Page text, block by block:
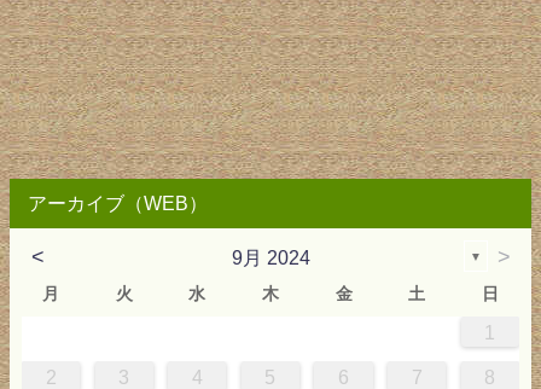
アーカイブ（WEB）
< 9月 2024 ▼ >
月 火 水 木 金 土 日
1
2 3 4 5 6 7 8